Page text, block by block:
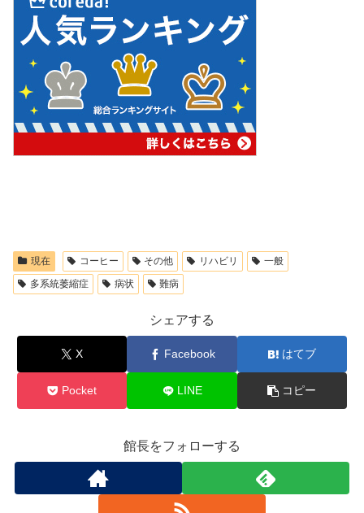
現在 コーヒー その他 リハビリ
一般
多系統萎縮症
病状 難病
シェアする
X Facebook はてブ
Pocket LINE コピー
館長をフォローする